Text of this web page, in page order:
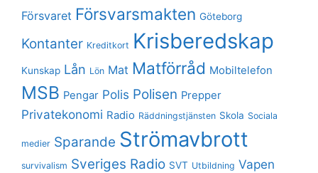
Försvaret Försvarsmakten Göteborg
Kontanter Kreditkort Krisberedskap
Kunskap Lån Lön Mat Matförråd Mobiltelefon
MSB Pengar Polis Polisen Prepper
Privatekonomi Radio Räddningstjänsten Skola Sociala
medier Sparande Strömavbrott
survivalism Sveriges Radio SVT Utbildning Vapen